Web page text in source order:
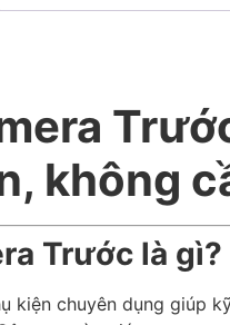
không
Trước là gì?
kiện chuyên dụng giúp